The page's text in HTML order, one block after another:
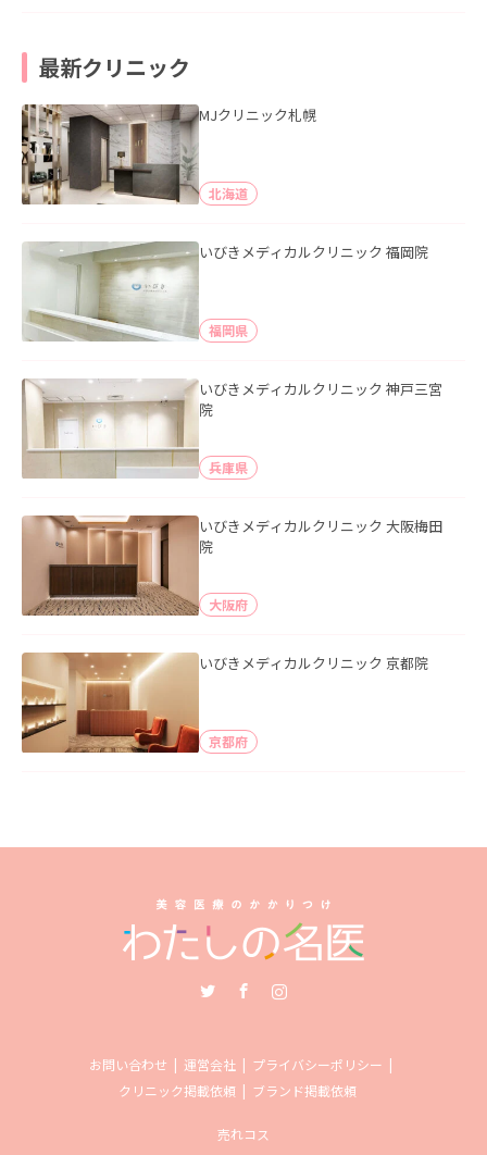
最新クリニック
MJクリニック札幌
北海道
いびきメディカルクリニック 福岡院
福岡県
いびきメディカルクリニック 神戸三宮
院
兵庫県
いびきメディカルクリニック 大阪梅田
院
大阪府
いびきメディカルクリニック 京都院
京都府
お問い合わせ 運営会社
プライバシーポリシー
クリニック掲載依頼
ブランド掲載依頼
売れコス